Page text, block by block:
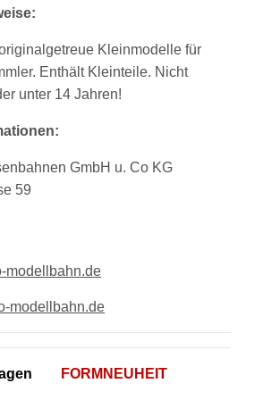
Kleinmodelle für
Enthält Kleinteile. Nicht
unter 14 Jahren!
GmbH u. Co KG
59
modellbahn.de
modellbahn.de
FORMNEUHEIT